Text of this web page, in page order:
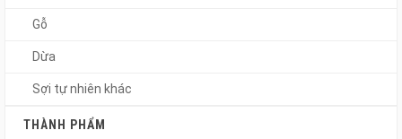
Gỗ
Dừa
Sợi tự nhiên khác
THÀNH PHẨM